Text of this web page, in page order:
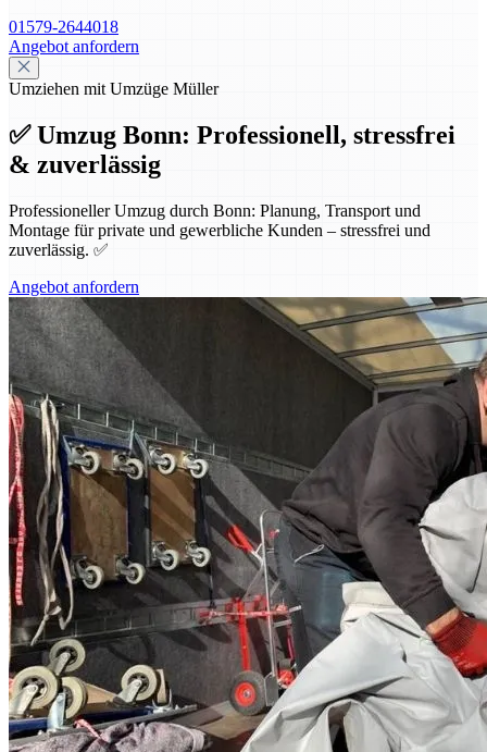
01579-2644018
Angebot anfordern
Umziehen mit Umzüge Müller
✅ Umzug Bonn: Professionell, stressfrei
& zuverlässig
Professioneller Umzug durch Bonn: Planung, Transport und
Montage für private und gewerbliche Kunden – stressfrei und
zuverlässig. ✅
Angebot anfordern